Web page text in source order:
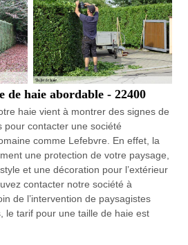
haie abordable - 22400
haie vient à montrer des signes de
pour contacter une société
comme Lefebvre. En effet, la
une protection de votre paysage,
et une décoration pour l’extérieur
contacter notre société à
de l’intervention de paysagistes
le tarif pour une taille de haie est